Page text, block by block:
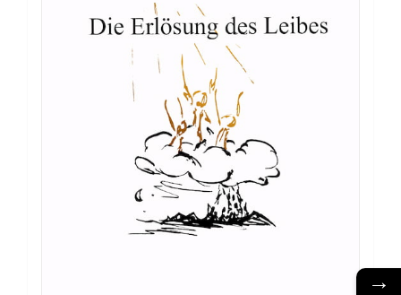
Buch: Israel – Schatten oder
Wirklichkeit?
→